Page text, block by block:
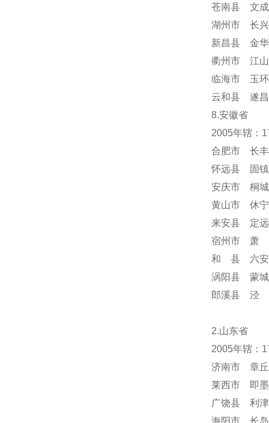
苍南县 文
湖州市 长
新昌县 金
衢州市 江
临海市 玉
云和县 遂
8.安徽省
2005年辖：
合肥市 长
怀远县 固
安庆市 桐
黄山市 休
来安县 定
宿州市 萧
和 县 六
涡阳县 蒙
郎溪县 泾
2.山东省
2005年辖：
济南市 章
莱西市 即
广饶县 利
海阳市 长